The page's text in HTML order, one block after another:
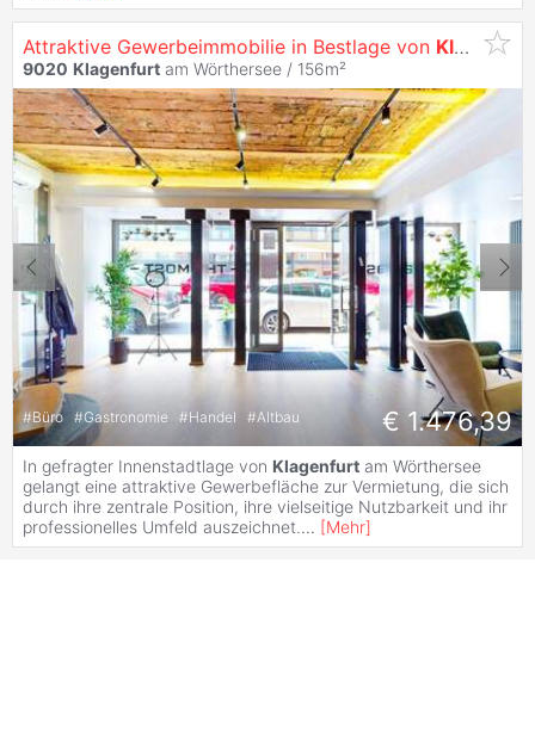
Attraktive Gewerbeimmobilie in Bestlage von Klagenfurt
9020 Klagenfurt am Wörthersee / 156m²
#Büro #Gastronomie #Handel #Altbau € 1.476,39
In gefragter Innenstadtlage von Klagenfurt am Wörthersee
gelangt eine attraktive Gewerbefläche zur Vermietung, die sich
durch ihre zentrale Position, ihre vielseitige Nutzbarkeit und ihr
professionelles Umfeld auszeichnet.... [Mehr]